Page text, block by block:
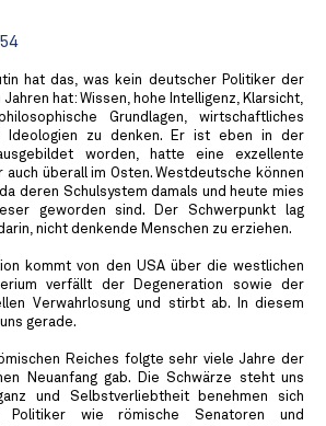
hat das, was kein deutscher Politiker der
hat: Wissen, hohe Intelligenz, Klarsicht,
Grundlagen, wirtschaftliches
Ideologien zu denken. Er ist eben in der
worden, hatte eine exzellente
auch überall im Osten. Westdeutsche können
deren Schulsystem damals und heute mies
geworden sind. Der Schwerpunkt lag
nicht denkende Menschen zu erziehen.
kommt von den USA über die westlichen
verfällt der Degeneration sowie der
Verwahrlosung und stirbt ab. In diesem
gerade.
Reiches folgte sehr viele Jahre der
Neuanfang gab. Die Schwärze steht uns
und Selbstverliebtheit benehmen sich
Politiker wie römische Senatoren und